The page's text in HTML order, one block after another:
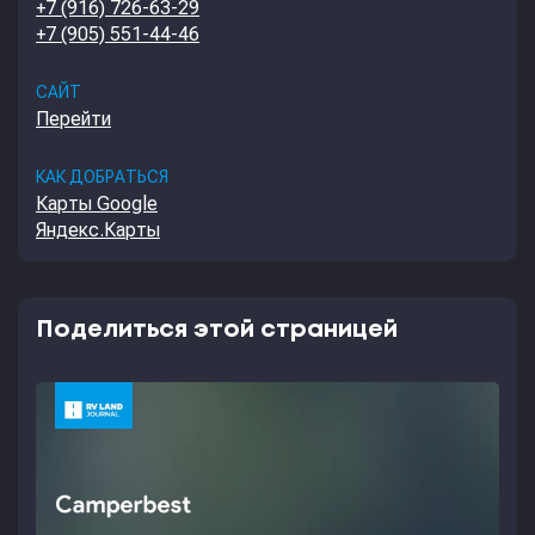
+7 (916) 726-63-29
+7 (905) 551-44-46
САЙТ
Перейти
КАК ДОБРАТЬСЯ
Карты Google
Яндекс.Карты
Поделиться этой страницей